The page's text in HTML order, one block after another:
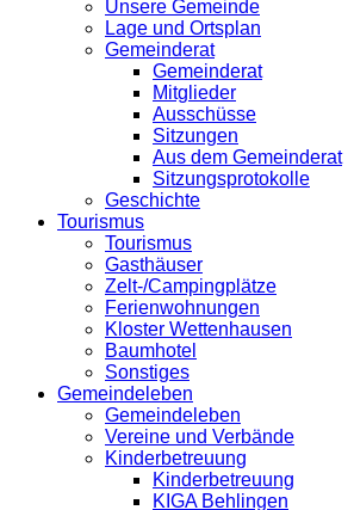
Unsere Gemeinde
Lage und Ortsplan
Gemeinderat
Gemeinderat
Mitglieder
Ausschüsse
Sitzungen
Aus dem Gemeinderat
Sitzungsprotokolle
Geschichte
Tourismus
Tourismus
Gasthäuser
Zelt-/Campingplätze
Ferienwohnungen
Kloster Wettenhausen
Baumhotel
Sonstiges
Gemeindeleben
Gemeindeleben
Vereine und Verbände
Kinderbetreuung
Kinderbetreuung
KIGA Behlingen